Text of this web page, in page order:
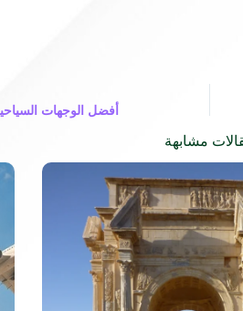
أفضل الوجهات
مشابهة